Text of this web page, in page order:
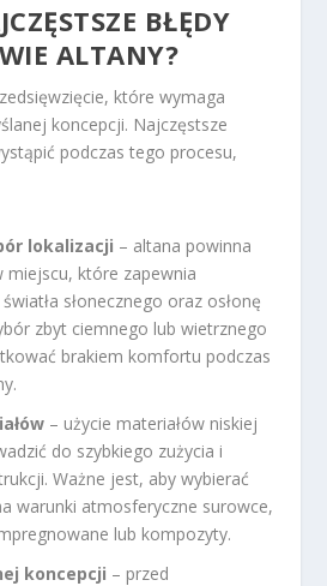
BŁĘDY
ALTANY?
które wymaga
koncepcji. Najczęstsze
podczas tego procesu,
lokalizacji – altana powinna
miejscu, które zapewnia
słonecznego oraz osłonę
zbyt ciemnego lub wietrznego
brakiem komfortu podczas
– użycie materiałów niskiej
do szybkiego zużycia i
Ważne jest, aby wybierać
warunki atmosferyczne surowce,
lub kompozyty.
koncepcji – przed